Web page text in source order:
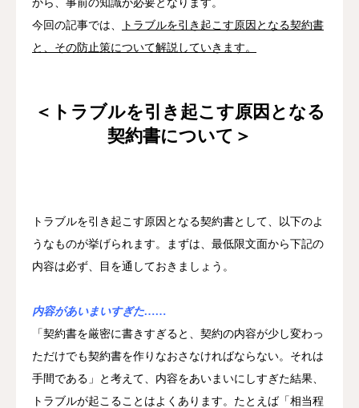
から、事前の知識が必要となります。
今回の記事では、
トラブルを引き起こす原因となる契約書
と、その防止策について解説していきます。
＜トラブルを引き起こす原因となる
契約書について＞
トラブルを引き起こす原因となる契約書として、以下のよ
うなものが挙げられます。
まずは、最低限文面から下記の
内容は必ず、目を通しておきましょう。
内容があいまいすぎた……
「契約書を厳密に書きすぎると、契約の内容が少し変わっ
ただけでも契約書を作りなおさなければならない。それは
手間である」と考えて、内容をあいまいにしすぎた結果、
トラブルが起こることはよくあります。たとえば「相当程